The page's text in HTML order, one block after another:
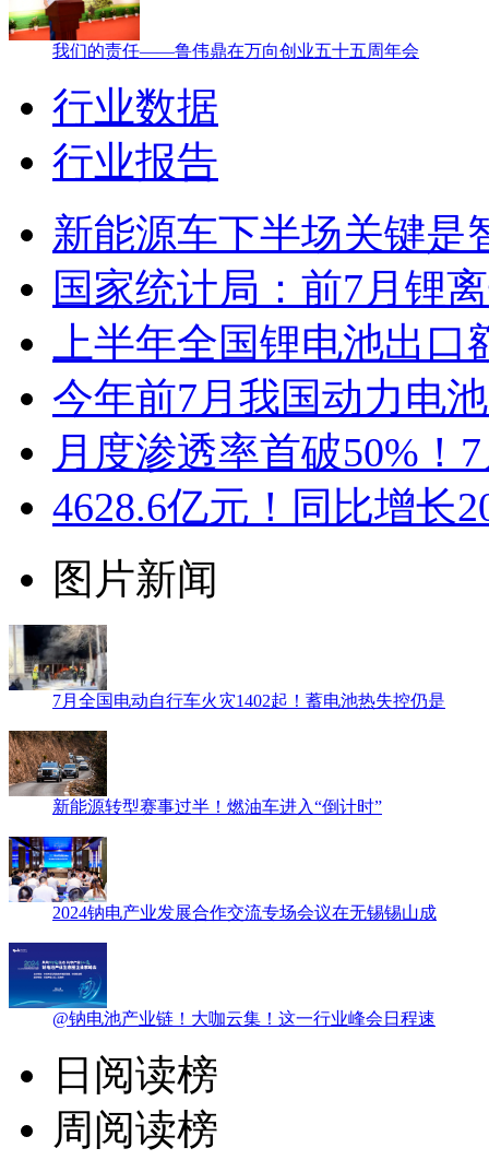
我们的责任——鲁伟鼎在万向创业五十五周年会
行业数据
行业报告
新能源车下半场关键是
国家统计局：前7月锂
上半年全国锂电池出
今年前7月我国动力电
月度渗透率首破50%！
4628.6亿元！同比增长
图片新闻
7月全国电动自行车火灾1402起！蓄电池热失控仍是
新能源转型赛事过半！燃油车进入“倒计时”
2024钠电产业发展合作交流专场会议在无锡锡山成
@钠电池产业链！大咖云集！这一行业峰会日程速
日阅读榜
周阅读榜